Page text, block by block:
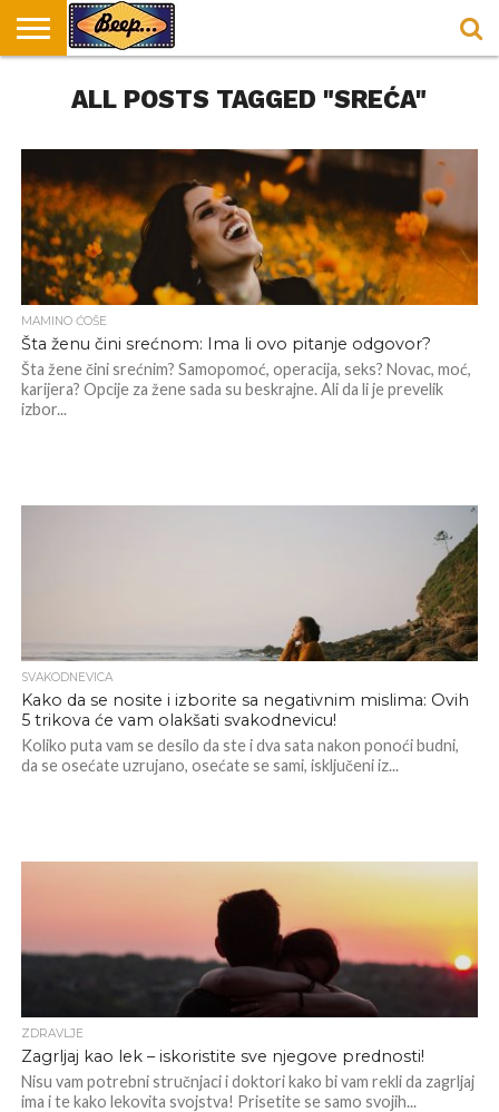
DORUČAK
SVAKODNEVICA
ENTERTAINMENT
LOKACIJE
HRANA I
RECEPTI
NEPUSACKI
LOKALI
ALL POSTS TAGGED "SREĆA"
MAMINO ĆOŠE
Šta ženu čini srećnom: Ima li ovo pitanje odgovor?
Šta žene čini srećnim? Samopomoć, operacija, seks? Novac, moć,
karijera? Opcije za žene sada su beskrajne. Ali da li je prevelik
izbor...
SVAKODNEVICA
Kako da se nosite i izborite sa negativnim mislima: Ovih
5 trikova će vam olakšati svakodnevicu!
Koliko puta vam se desilo da ste i dva sata nakon ponoći budni,
da se osećate uzrujano, osećate se sami, isključeni iz...
ZDRAVLJE
Zagrljaj kao lek – iskoristite sve njegove prednosti!
Nisu vam potrebni stručnjaci i doktori kako bi vam rekli da zagrljaj
ima i te kako lekovita svojstva! Prisetite se samo svojih...